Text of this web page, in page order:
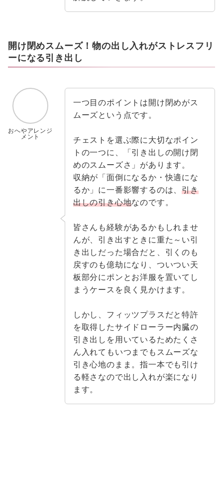
開け閉めスムーズ！物の出し入れがストレスフリ
ーになる引き出し
おへやアレンジ
メント
一つ目のポイントは開け閉めがス
ムーズという点です。
チェストを選ぶ際に大切なポイン
トの一つに、「引き出しの開け閉
めのスムーズさ」があります。
収納が「面倒になるか・快適にな
るか」に一番影響するのは、引き
出しの引き心地なのです。
皆さんも経験があるかもしれませ
んが、引き出すときに重た～い引
き出しだった場合だと、引くのも
戻すのも億劫になり、ついつい天
板部分にポンとお洋服を置いてし
まうケースを良く見かけます。
しかし、フィッツプラスだと特許
を取得したサイドローラー内臓の
引き出しを用いているためたくさ
ん入れてもいつまでもスムーズな
引き心地のまま。指一本でも引け
る軽さなので出し入れが楽になり
ます。